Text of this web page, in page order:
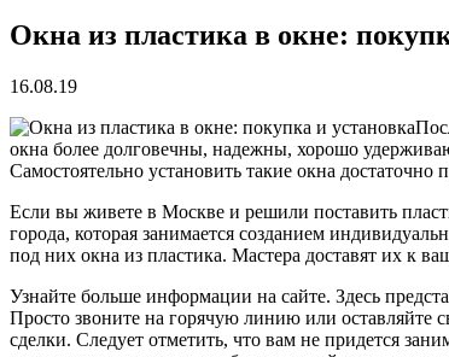
Окна из пластика в окне:
16.08.19
окна более долговечны, надежны, хорошо
Самостоятельно установить такие окна
Если вы живете в Москве и решили поставить
города, которая занимается созданием
под них окна из пластика. Мастера доставят их к
Узнайте больше информации на сайте. Здесь
Просто звоните на горячую линию или оставляйте
сделки. Следует отметить, что вам не придется